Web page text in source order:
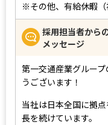
※その他、有給休暇
採用担当者から
メッセージ
第一交通産業グルー
うございます！
当社は日本全国に拠
長を続けています。